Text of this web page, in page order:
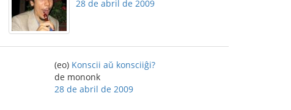
28 de abril de 2009
(eo) Konscii aŭ konsciiĝi?
de mononk
28 de abril de 2009